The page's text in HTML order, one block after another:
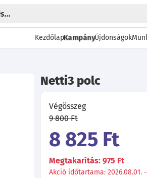
KezdőlapKampányÚjdonságok
Netti3 polc
Végösszeg
9 800 Ft
8 825 Ft
Megtakarítás: 975 Ft
Akció időtartama: 2026.08.01. -